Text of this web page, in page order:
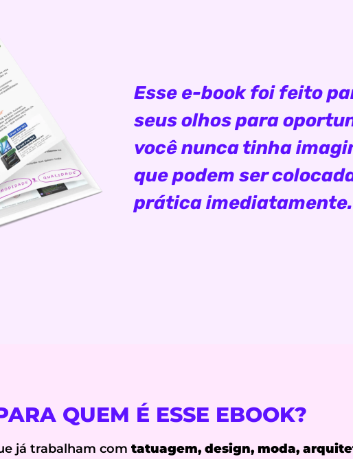
Esse e-book foi feito
seus olhos para
você nunca tinha
que podem ser
prática imediatamente.
QUEM É ESSE EBOOK?
já trabalham com tatuagem, design, moda,